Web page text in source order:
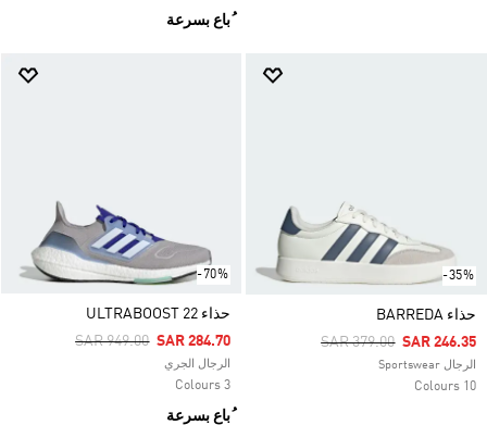
ُباع بسرعة
-35%
حذاء BARREDA
Price Reduced From
SAR 379.00ToSAR 246.35
الرجال Sportswear
10 Colours
-70%
حذاء ULTRABOOST 22
Price Reduced From
SAR 949.00ToSAR 284.70
الرجال الجري
3 Colours
ُباع بسرعة